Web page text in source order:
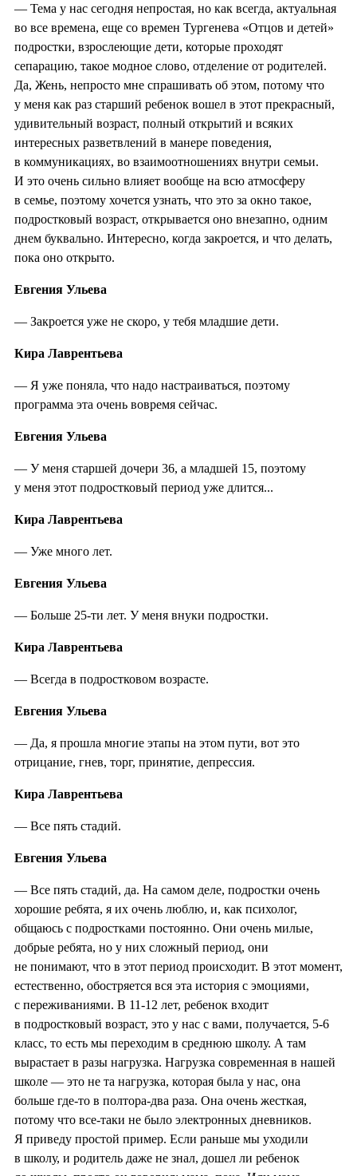
— Тема у нас сегодня непростая, но как всегда, актуальная
во все времена, еще со времен Тургенева «Отцов и детей»
подростки, взрослеющие дети, которые проходят
сепарацию, такое модное слово, отделение от родителей.
Да, Жень, непросто мне спрашивать об этом, потому что
у меня как раз старший ребенок вошел в этот прекрасный,
удивительный возраст, полный открытий и всяких
интересных разветвлений в манере поведения,
в коммуникациях, во взаимоотношениях внутри семьи.
И это очень сильно влияет вообще на всю атмосферу
в семье, поэтому хочется узнать, что это за окно такое,
подростковый возраст, открывается оно внезапно, одним
днем буквально. Интересно, когда закроется, и что делать,
пока оно открыто.
Евгения Ульева
— Закроется уже не скоро, у тебя младшие дети.
Кира Лаврентьева
— Я уже поняла, что надо настраиваться, поэтому
программа эта очень вовремя сейчас.
Евгения Ульева
— У меня старшей дочери 36, а младшей 15, поэтому
у меня этот подростковый период уже длится...
Кира Лаврентьева
— Уже много лет.
Евгения Ульева
— Больше 25-ти лет. У меня внуки подростки.
Кира Лаврентьева
— Всегда в подростковом возрасте.
Евгения Ульева
— Да, я прошла многие этапы на этом пути, вот это
отрицание, гнев, торг, принятие, депрессия.
Кира Лаврентьева
— Все пять стадий.
Евгения Ульева
— Все пять стадий, да. На самом деле, подростки очень
хорошие ребята, я их очень люблю, и, как психолог,
общаюсь с подростками постоянно. Они очень милые,
добрые ребята, но у них сложный период, они
не понимают, что в этот период происходит. В этот момент,
естественно, обостряется вся эта история с эмоциями,
с переживаниями. В 11-12 лет, ребенок входит
в подростковый возраст, это у нас с вами, получается, 5-6
класс, то есть мы переходим в среднюю школу. А там
вырастает в разы нагрузка. Нагрузка современная в нашей
школе — это не та нагрузка, которая была у нас, она
больше где-то в полтора-два раза. Она очень жесткая,
потому что все-таки не было электронных дневников.
Я приведу простой пример. Если раньше мы уходили
в школу, и родитель даже не знал, дошел ли ребенок